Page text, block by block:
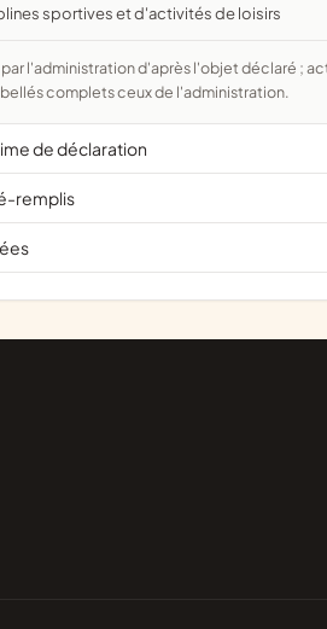
sportives et d'activités de loisirs
complets ceux de l'administration.
de déclaration
remplis